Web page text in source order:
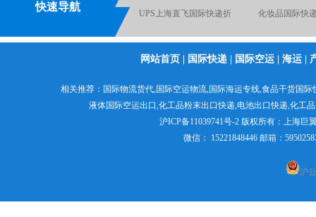
快速导航
扣报价
运
FEDEX上海直飞国际货运 手机快递出口
液体粉末国际货运 上海直飞美国、墨
网站首页 国际快递 国际空运 海运
相关推荐： 国际物流货代,国际空运物流,国际海运专线,食品干货国际
液体国际空运出口,化工品粉末出口快递,电池出口快递,化工
沪ICP备11039741号-2 版权所有： 上海巨
微信： 15221848446 邮箱：
沪